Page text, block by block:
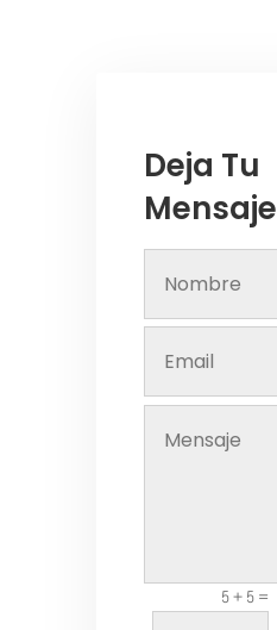
Deja Tu
Mensaje
5 + 5=